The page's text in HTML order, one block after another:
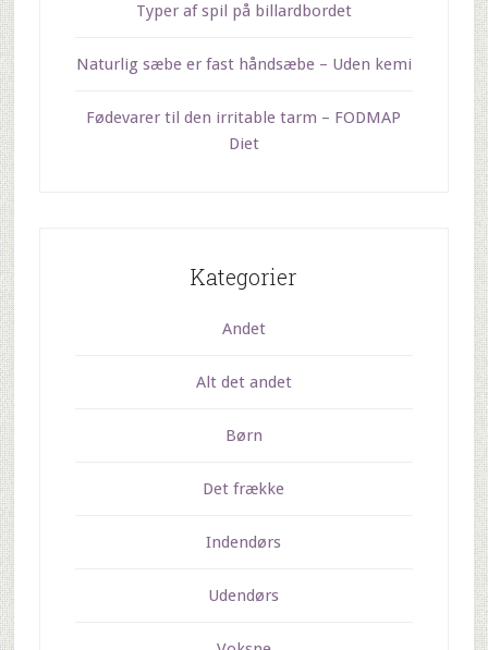
Typer af spil på billardbordet
Naturlig sæbe er fast håndsæbe – Uden kemi
Fødevarer til den irritable tarm – FODMAP
Diet
Kategorier
Andet
Alt det andet
Børn
Det frække
Indendørs
Udendørs